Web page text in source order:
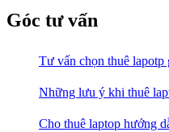
Góc tư vấn
Tư vấn chọn thuê lapotp
Những lưu ý khi thuê
Cho thuê laptop hướng